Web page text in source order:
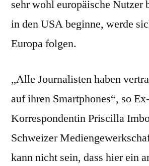
sehr wohl europäische Nutzer
in den USA beginne, werde
Europa folgen.
„Alle Journalisten haben
auf ihren Smartphones“, so
Korrespondentin Priscilla
Schweizer
kann nicht sein, dass hier ein